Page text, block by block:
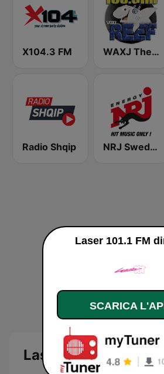
X104.3 FM WAXJ The Reef 103.5 FM
Radio Shqip NRJ Sweden
Laser 101.1 FM
Laser 101.1 FM
SCARICA